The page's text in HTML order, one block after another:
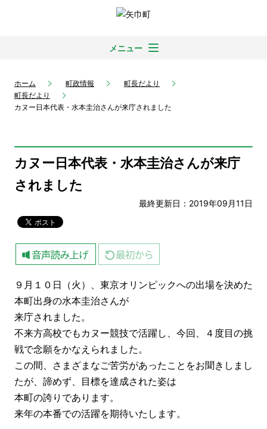
メニュー
ホーム 町政情報
町長だより
町長だより
カヌー日本代表・水本圭治さんが来庁されました
カヌー日本代表・水本圭治さんが来庁
されました
最終更新日：2019年09月11日
９月１０日（火）、東京オリンピックへの出場を決めた
本町出身の水本圭治さんが
来庁されました。
不来方高校でもカヌー競技で活躍し、今回、４度目の挑
戦で念願をかなえられました。
この間、さまざまなご苦労があったことをお聞きしまし
たが、諦めず、目標を達成された姿は
本町の誇りであります。
来年の本番での活躍を期待いたします。